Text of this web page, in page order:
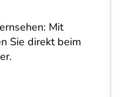
Mit
Sie direkt beim